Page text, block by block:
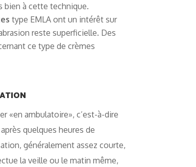
bien à cette technique.
type EMLA ont un intérêt sur
reste superficielle. Des
ce type de crèmes
«en ambulatoire», c’est-à-dire
quelques heures de
généralement assez courte,
la veille ou le matin même,